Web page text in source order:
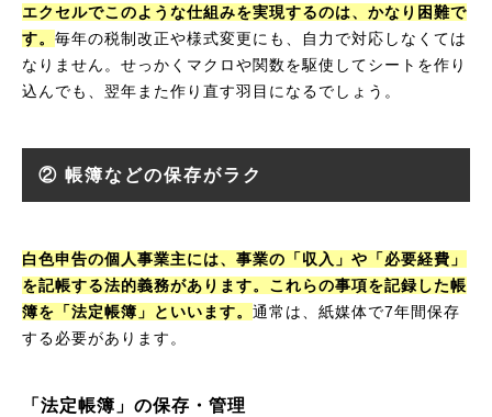
エクセルでこのような仕組みを実現するのは、かなり困難で
す。 毎年の税制改正や様式変更にも、自力で対応しなくては
なりません。せっかくマクロや関数を駆使してシートを作り
込んでも、翌年また作り直す羽目になるでしょう。
② 帳簿などの保存がラク
白色申告の個人事業主には、事業の「収入」や「必要経費」
を記帳する法的義務があります。これらの事項を記録した帳
簿を「法定帳簿」といいます。 通常は、紙媒体で7年間保存
する必要があります。
「法定帳簿」の保存・管理